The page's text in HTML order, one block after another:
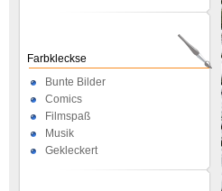
Farbkleckse
Bunte Bilder
Comics
Filmspaß
Musik
Gekleckert